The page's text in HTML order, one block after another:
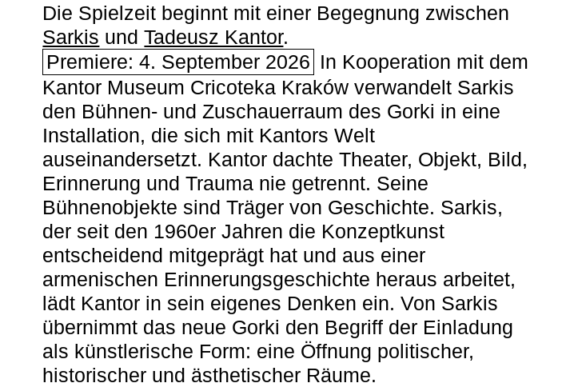
Die Spielzeit beginnt mit einer Begegnung zwischen
Sarkis undTadeusz Kantor.
Premiere: 4. September 2026 In Kooperation mit dem
Kantor Museum Cricoteka Kraków verwandelt Sarkis
den Bühnen- und Zuschauerraum des Gorki in eine
Installation, die sich mit Kantors Welt
auseinandersetzt. Kantor dachte Theater, Objekt, Bild,
Erinnerung und Trauma nie getrennt. Seine
Bühnenobjekte sind Träger von Geschichte. Sarkis,
der seit den 1960er Jahren die Konzeptkunst
entscheidend mitgeprägt hat und aus einer
armenischen ­Erinnerungsgeschichte heraus arbeitet,
lädt Kantor in sein eigenes Denken ein. Von Sarkis
übernimmt das neue Gorki den Begriff der Einladung
als künstlerische Form: eine Öffnung politischer,
historischer und ästhetischer Räume.